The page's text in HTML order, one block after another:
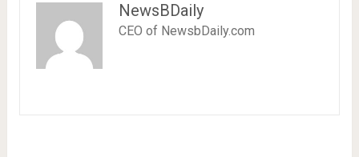
NewsBDaily
CEO of NewsbDaily.com